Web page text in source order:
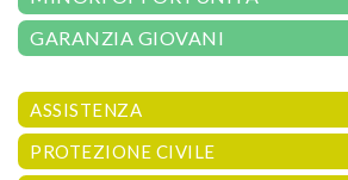
GARANZIA GIOVANI
ASSISTENZA
PROTEZIONE CIVILE